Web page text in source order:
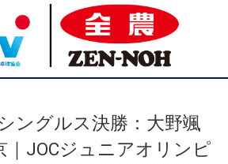
ングルス決勝：大野颯
｜JOCジュニアオリンピ